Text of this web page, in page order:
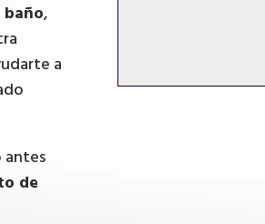
,
a
antes
de